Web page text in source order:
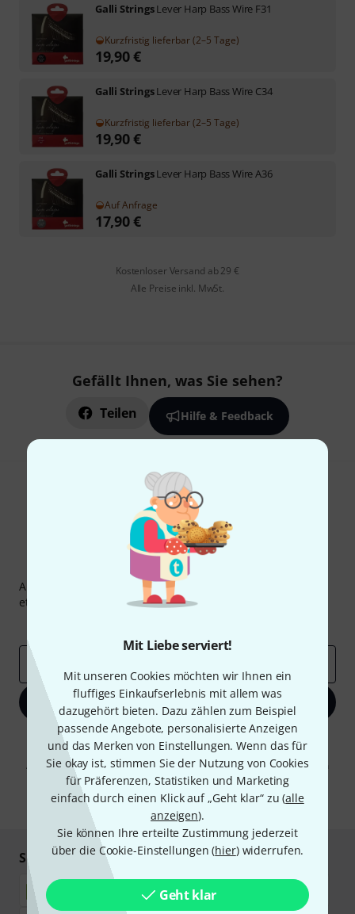
Mit Liebe serviert!
Mit unseren Cookies möchten wir Ihnen ein
fluffiges Einkaufserlebnis mit allem was
dazugehört bieten. Dazu zählen zum Beispiel
passende Angebote, personalisierte Anzeigen
und das Merken von Einstellungen. Wenn das für
Sie okay ist, stimmen Sie der Nutzung von Cookies
für Präferenzen, Statistiken und Marketing
einfach durch einen Klick auf „Geht klar“ zu (alle
anzeigen).
Sie können Ihre erteilte Zustimmung jederzeit
über die Cookie-Einstellungen (hier) widerrufen.
Geht klar
Galli StringsLever Harp Bass Wire F31
Kurzfristig lieferbar (2–5 Tage)
19,90€
Galli StringsLever Harp Bass Wire C34
Kurzfristig lieferbar (2–5 Tage)
19,90€
Galli StringsLever Harp Bass Wire A36
Auf Anfrage
17,90€
Kostenloser Versand ab 29 €
Alle Preise inkl. MwSt.
Gefällt Ihnen, was Sie sehen?
Teilen Hilfe & Feedback
Thomann Newsletter
Abonniere den Thomann Newsletter und gewinne mit
etwas Glück einen von50 Gutscheinen
E-Mail-Adresse
Jetzt anmelden
Mit Klick auf „Jetzt anmelden“ stimmen Sie dem Erhalt von E-Mail-
Werbung und einer Messung des E-Mail-Nutzungsverhaltens zu. Die
Abmeldung ist jederzeit möglich. Weitere Informationen finden Sie in
unserenDatenschutzhinweisen.
* Pflichtfeld
Sicher einkaufen & bezahlen